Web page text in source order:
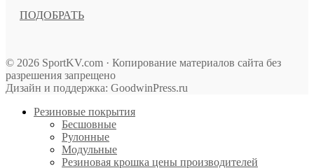
ПОДОБРАТЬ
© 2026 SportKV.com · Копирование материалов сайта без
разрешения запрещено
Дизайн и поддержка: GoodwinPress.ru
Резиновые покрытия
Бесшовные
Рулонные
Модульные
Резиновая крошка цены производителей